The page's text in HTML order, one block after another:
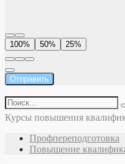
100% 50% 25%
Отправить
Курсы повышения
Профпереподготовка
Повышение